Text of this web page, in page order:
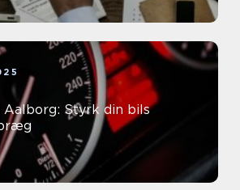
Styrk din bils